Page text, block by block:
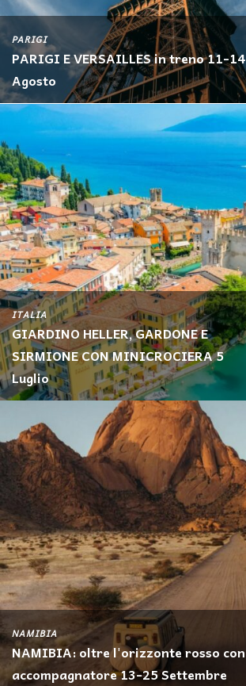
PARIGI
PARIGI E VERSAILLES in treno 11-14
Agosto
ITALIA
GIARDINO HELLER, GARDONE E
SIRMIONE CON MINICROCIERA 5
Luglio
NAMIBIA
NAMIBIA: oltre l'orizzonte rosso con
accompagnatore 13-25 Settembre